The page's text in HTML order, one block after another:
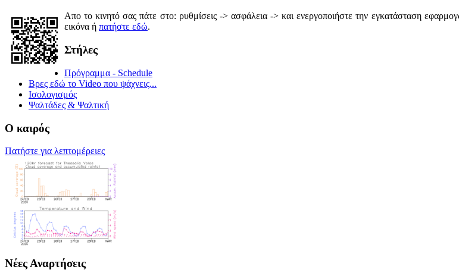
Απο το κινητό σας πάτε στο: ρυθμίσεις -> ασφάλεια -> και ενεργοποιήστε την εγκατάσταση
εικόνα ή πατήστε εδώ.
Στήλες
Πρόγραμμα - Schedule
Βρες εδώ το Video που ψάχνεις...
Ισολογισμός
Ψαλτάδες & Ψαλτική
Ο καιρός
Πατήστε για λεπτομέρειες
Νέες Αναρτήσεις